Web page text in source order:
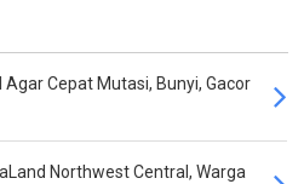
Cepat Mutasi, Bunyi, Gacor
Northwest Central, Warga